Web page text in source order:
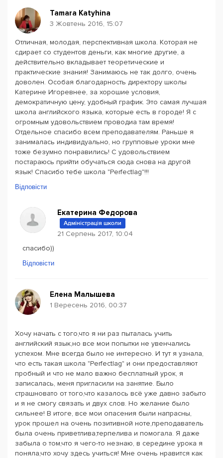
Tamara Katyhina
3 Жовтень 2016, 15:07
Отличная, молодая, перспективная школа. Которая не
сдирает со студентов деньги, как многие другие, а
действительно вкладывает теоретические и
практические знания! Занимаюсь не так долго, очень
доволен. Особая благодарность директору школы
Катерине Игоревнее, за хорошие условия,
демократичную цену, удобный график. Это самая лучшая
школа английского языка, которые есть в городе! Я с
огромным удовольствием проводиа там время!
Отдельное спасибо всем преподавателям. Раньше я
занималась индивидуально, но групповые уроки мне
тоже безумно понравились! С удовольствием
постараюсь прийти обучаться сюда снова на другой
язык! Спасибо тебе школа "Perfectlag"!!!
Відповісти
Екатерина Федорова
Адміністрація школи
21 Серпень 2017, 10:04
спасибо))
Відповісти
Елена Малышева
1 Вересень 2016, 00:37
Хочу начать с того,что я ни раз пыталась учить
английский язык,но все мои попытки не увенчались
успехом. Мне всегда было не интересно. И тут я узнала,
что есть такая школа "Perfectlag" и они предоставляют
пробный и что не мало важно бесплатный урок, я
записалась, меня пригласили на занятие. Было
страшновато от того,что казалось всё уже давно забыто
и я не смогу связать и двух слов. Но желание было
сильнее! В итоге, все мои опасения были напрасны,
урок прошел на очень позитивной ноте,преподаватель
была очень приветлива,терпелива и помогала. Я даже
забыла о том,что я чего-то незнаю, в середине урока я
поняла,что хочу здесь учиться! Мне очень нравится как